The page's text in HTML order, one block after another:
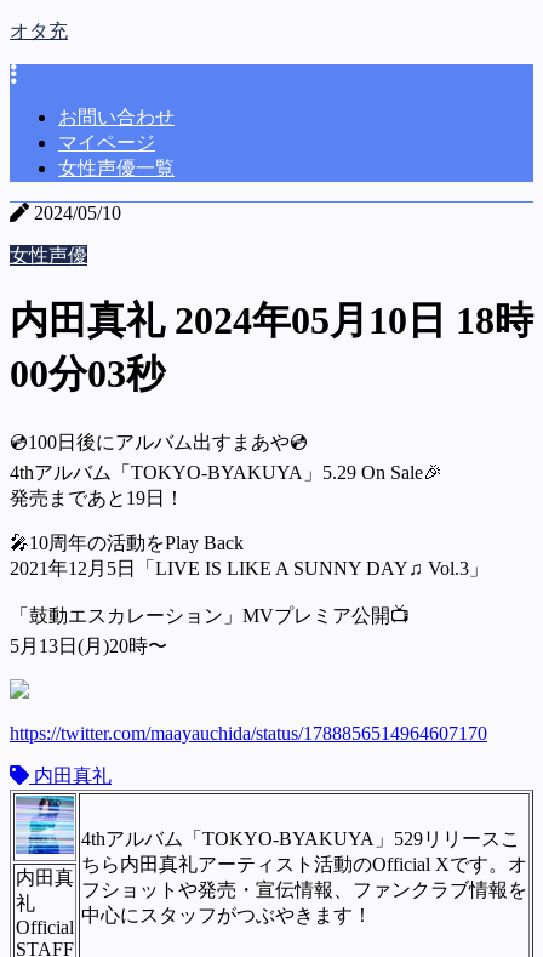
オタ充
お問い合わせ
マイページ
女性声優一覧
2024/05/10
女性声優
内田真礼 2024年05月10日 18時
00分03秒
💿100日後にアルバム出すまあや💿
4thアルバム「TOKYO-BYAKUYA」5.29 On Sale🎉
発売まであと19日！
🎤10周年の活動をPlay Back
2021年12月5日「LIVE IS LIKE A SUNNY DAY♫ Vol.3」
「鼓動エスカレーション」MVプレミア公開📺
5月13日(月)20時〜
https://twitter.com/maayauchida/status/1788856514964607170
内田真礼
4thアルバム「TOKYO-BYAKUYA」529リリースこ
ちら内田真礼アーティスト活動のOfficial Xです。オ
フショットや発売・宣伝情報、ファンクラブ情報を
中心にスタッフがつぶやきます！
内田真
礼
Official
STAFF